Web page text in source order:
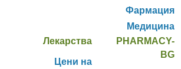
Фармация
Медицина
Лекарства
Цени на
PHARMACY-
BG